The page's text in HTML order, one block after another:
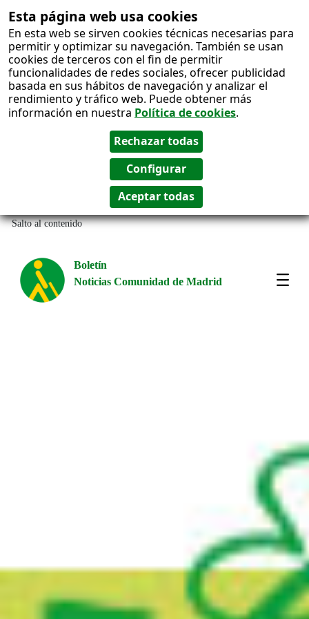
Esta página web usa cookies
En esta web se sirven cookies técnicas necesarias para
permitir y optimizar su navegación. También se usan
cookies de terceros con el fin de permitir
funcionalidades de redes sociales, ofrecer publicidad
basada en sus hábitos de navegación y analizar el
rendimiento y tráfico web. Puede obtener más
información en nuestra Política de cookies.
Salto al contenido
Boletín
Noticias Comunidad de Madrid